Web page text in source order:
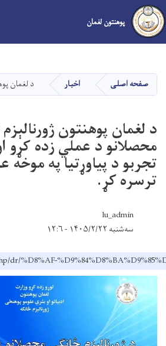
main
content
پوهنتون لغمان
صفحه اصلی اخبار د لغمان
د لغمان پوهنتون
محصلانو د عملي زده کړو
تجربو د پیاوړتیا په
ترسره کړ.
lu_admin
سه‌شنبه ۱۴۰۵/۲/۲۲ - ۱۲:۶
dr/%D8%AF-